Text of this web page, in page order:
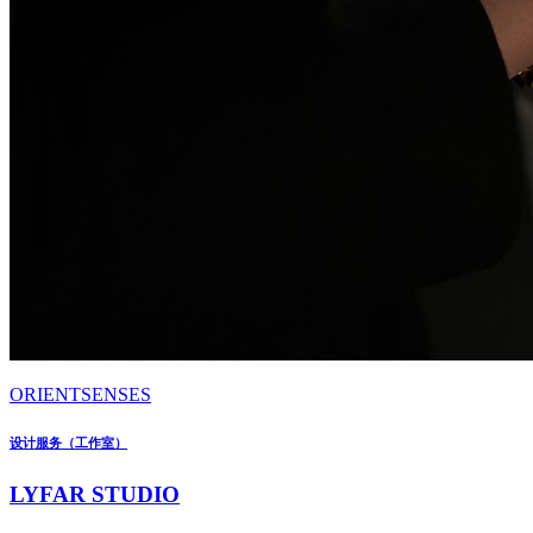
ORIENTSENSES
设计服务（工作室）
LYFAR STUDIO